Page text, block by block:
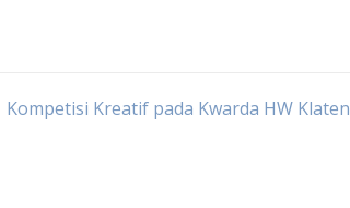
Kompetisi Kreatif pada Kwarda HW Klaten